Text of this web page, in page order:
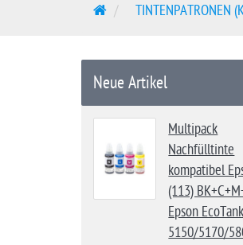
S
t
i
t
e
TINTENPATRONEN
Neue Artikel
Multipack
Nachfülltinte
kompatibel
(113)
Epson
5150/5170/